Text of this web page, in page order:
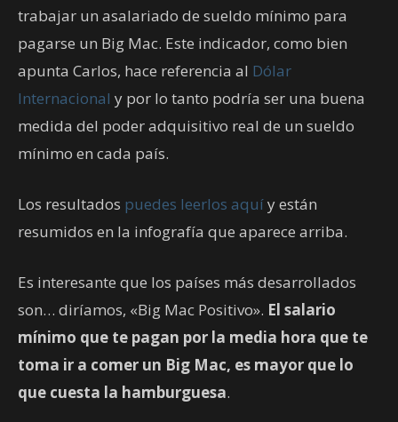
trabajar un asalariado de sueldo mínimo para
pagarse un Big Mac. Este indicador, como bien
apunta Carlos, hace referencia al Dólar
Internacional y por lo tanto podría ser una buena
medida del poder adquisitivo real de un sueldo
mínimo en cada país.
Los resultados puedes leerlos aquíy están
resumidos en la infografía que aparece arriba.
Es interesante que los países más desarrollados
son… diríamos, «Big Mac Positivo». El salario
mínimo que te pagan por la media hora que te
toma ir a comer un Big Mac, es mayor que lo
que cuesta la hamburguesa.